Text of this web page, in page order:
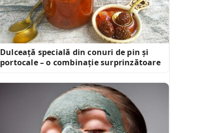
Dulceață specială din conuri de pin și
portocale – o combinație surprinzătoare